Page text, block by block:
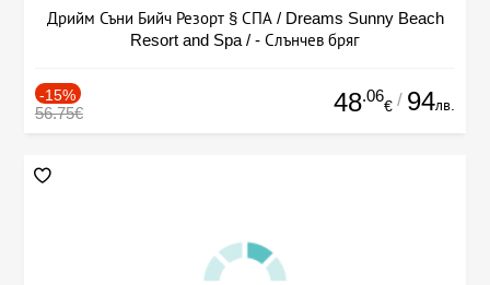
Дрийм Съни Бийч Резорт § СПА / Dreams Sunny Beach
Resort and Spa / - Слънчев бряг
-15%
56.75€ 48.06
€ / 94лв.